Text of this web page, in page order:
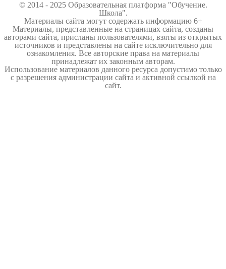
© 2014 - 2025 Образовательная платформа "Обучение.
Школа".
Материалы сайта могут содержать информацию 6+
Материалы, представленные на страницах сайта, созданы
авторами сайта, присланы пользователями, взяты из открытых
источников и представлены на сайте исключительно для
ознакомления. Все авторские права на материалы
принадлежат их законным авторам.
Использование материалов данного ресурса допустимо только
с разрешения администрации сайта и активной ссылкой на
сайт.